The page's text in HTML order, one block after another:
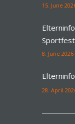
15. June
Sportfest
8. June 2026
28. April